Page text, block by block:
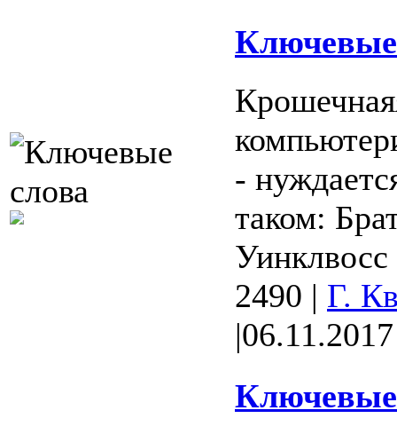
Ключевые
-
таком:
Уинклвосс
2490 | Г.
|06.11.2017
Ключевые